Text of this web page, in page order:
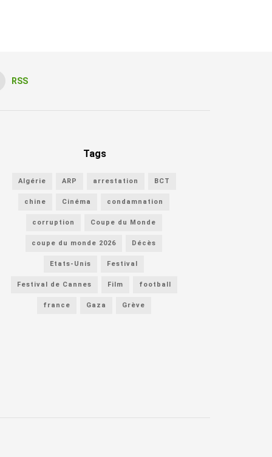
RSS
Tags
Algérie ARP arrestation BCT
chine Cinéma condamnation
corruption Coupe du Monde
coupe du monde 2026 Décès
Etats-Unis Festival
Festival de Cannes Film football
france Gaza Grève